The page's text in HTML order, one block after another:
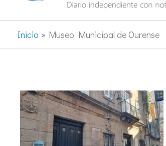
Inicio Museo Municipal de Ourense